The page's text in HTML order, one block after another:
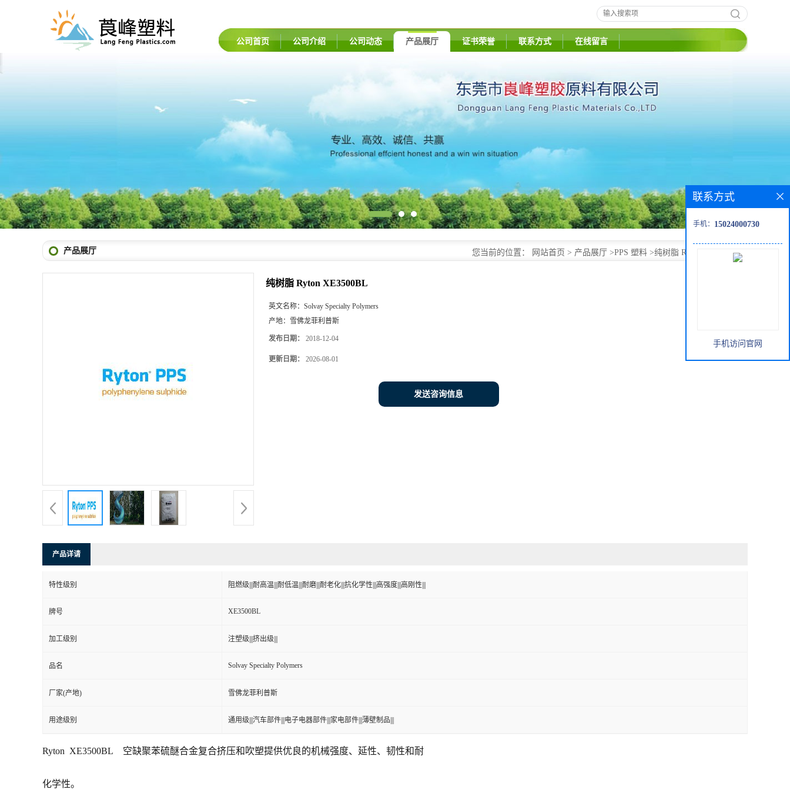
公司首页 公司介绍 公司动态 产品展厅 证书荣誉 联系方式 在线留言
产品展厅 您当前的位置： 网站首页 > 产品展厅 >PPS 塑料 >纯树脂 Ryton XE3500BL
纯树脂 Ryton XE3500BL
英文名称： Solvay Specialty Polymers
产地： 雪佛龙菲利普斯
发布日期： 2018-12-04
更新日期： 2026-08-01
发送咨询信息
产品详请
特性级别 阻燃级|||耐高温|||耐低温|||耐磨|||耐老化|||抗化学性|||高强度|||高刚性|||
牌号 XE3500BL
加工级别 注塑级|||挤出级|||
品名 Solvay Specialty Polymers
厂家(产地) 雪佛龙菲利普斯
用途级别 通用级|||汽车部件|||电子电器部件|||家电部件|||薄壁制品|||
Ryton XE3500BL 空缺聚苯硫醚合金复合挤压和吹塑提供优良的机械强度、延性、韧性和耐
化学性。
联系方式
手机： 15024000730
手机访问官网